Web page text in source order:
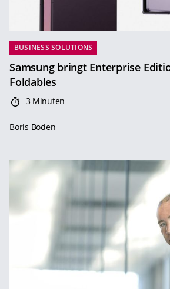
BUSINESS SOLUTIONS
Samsung bringt Enterprise
Foldables
3 Minuten
Boris Boden